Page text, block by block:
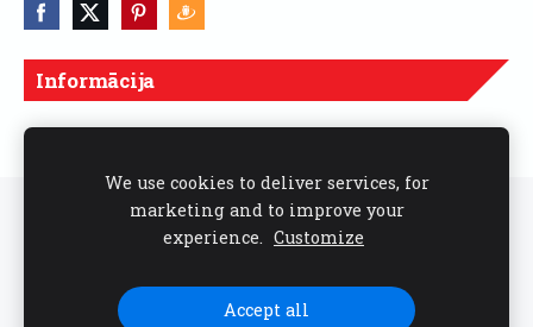
Informācija
Cenas norādītas ar PVN
Sīkdatnes
Seko mums sociālajos tīklos
We use cookies to deliver services, for
marketing and to improve your
experience. Customize
Accept all